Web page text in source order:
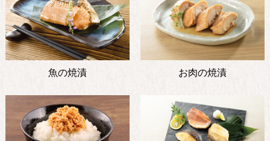
魚の焼漬 お肉の焼漬